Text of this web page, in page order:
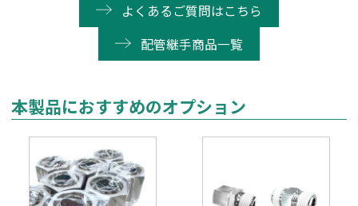
よくあるご質問はこちら
配管継手商品一覧
本製品におすすめのオプション